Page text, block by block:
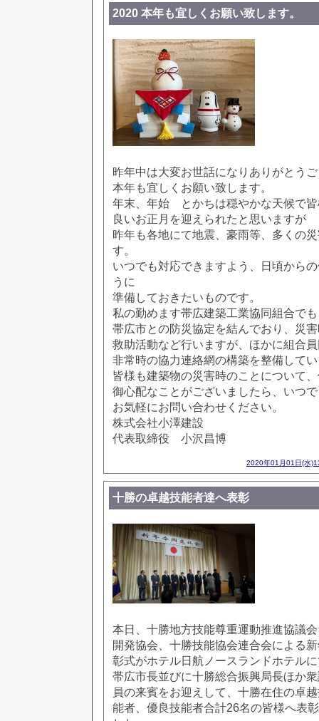
2020 本年も宜しくお願い致します。
昨年中は大変お世話になりありがとう
本年も宜しくお願い致します。
年末、年始 とかちは穏やかな天候で
良いお正月を迎えられたと思いますが
昨年も各地にて地震、豪雨等、多くの
す。
いつでも対応できますよう、日頃から
うに
準備しておきたいものです。
私の勤めます帯広建築工業協同組合でも
帯広市との防災協定を結んでおり、災
救助活動など行いますが、ほかに組合
非常時の協力連絡網の構築を整備して
皆様も建築物の災害時のことについて
御心配なことがございましたら、いつ
お気軽にお問い合わせください。
株式会社小澤建設
代表取締役 小沢昌博
2020年01月01日(水
十勝の卓越技能者達へ表彰
本日、十勝地方技能尊重運動推進協議
開発協会、十勝技能協会連合会による
彰式がホテル日航ノースランドホテル
帯広市長並びに十勝総合振興局長ほか
員の来賓をお迎えして、十勝在住の卓
能者、優良技能者合計26名の皆様へ表